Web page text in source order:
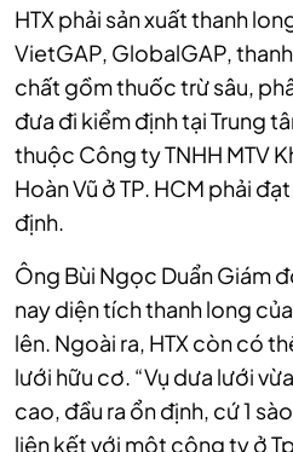
HTX phải sản xuất thanh
VietGAP, GlobalGAP,
chất gồm thuốc trừ sâu,
đưa đi kiểm định tại Trung
thuộc Công ty TNHH MTV
Hoàn Vũ ở TP. HCM phải
định.
Ông Bùi Ngọc Duẩn Giám
nay diện tích thanh long
lên. Ngoài ra, HTX còn có
lưới hữu cơ. “Vụ dưa lưới
cao, đầu ra ổn định, cứ 1
liên kết với một công ty ở